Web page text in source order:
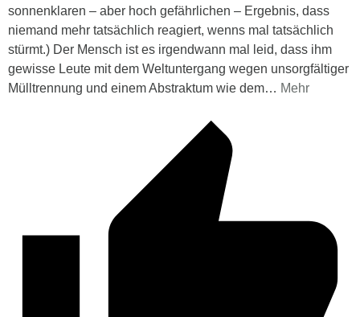
sonnenklaren – aber hoch gefährlichen – Ergebnis, dass
niemand mehr tatsächlich reagiert, wenns mal tatsächlich
stürmt.) Der Mensch ist es irgendwann mal leid, dass ihm
gewisse Leute mit dem Weltuntergang wegen unsorgfältiger
Mülltrennung und einem Abstraktum wie dem… Mehr